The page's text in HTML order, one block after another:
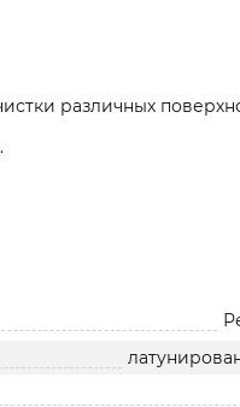
различных